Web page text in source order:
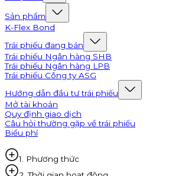
Sản phẩm
K-Flex Bond
Trái phiếu đang bán
Trái phiếu Ngân hàng SHB
Trái phiếu Ngân hàng LPB
Trái phiếu Công ty ASG
Hướng dẫn đầu tư trái phiếu
Mở tài khoản
Quy định giao dịch
Câu hỏi thường gặp về trái phiếu
Biểu phí
1. Phương thức